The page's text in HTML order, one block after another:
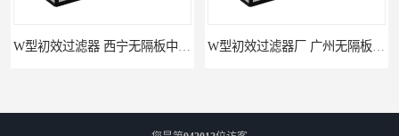
W型初效过滤器 西宁无隔板中效过滤器供应 金泽 W型初效过滤器厂 广州无隔板中效过滤器厂家 金泽